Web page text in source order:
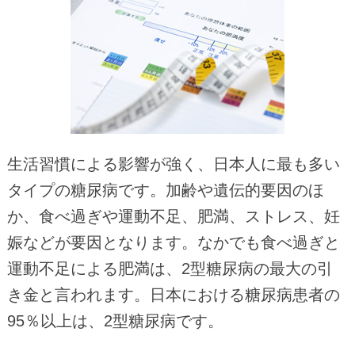
生活習慣による影響が強く、日本人に最も多い
タイプの糖尿病です。加齢や遺伝的要因のほ
か、食べ過ぎや運動不足、肥満、ストレス、妊
娠などが要因となります。なかでも食べ過ぎと
運動不足による肥満は、2型糖尿病の最大の引
き金と言われます。日本における糖尿病患者の
95％以上は、2型糖尿病です。